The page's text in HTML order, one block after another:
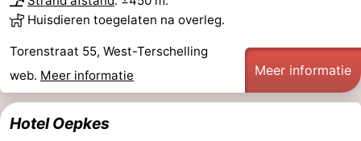
Huisdieren toegelaten na overleg.
Torenstraat 55, West-Terschelling
web. Meer informatie Meer informatie
Hotel Oepkes